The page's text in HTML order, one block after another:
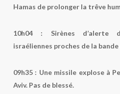
Hamas de prolonger la trêve
10h04 : Sirènes d’alerte
israéliennes proches de la bande
09h35 : Une missile explose à
Aviv. Pas de blessé.